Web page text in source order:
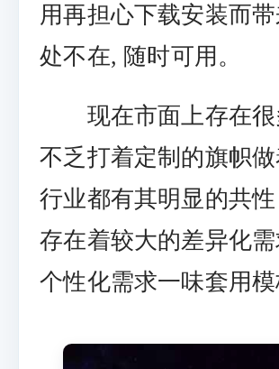
用再担心下载安装而
处不在, 随时可用。
现在市面上存在很
不乏打着定制的旗帜
行业都有其明显的共
存在着较大的差异化
个性化需求一味套用